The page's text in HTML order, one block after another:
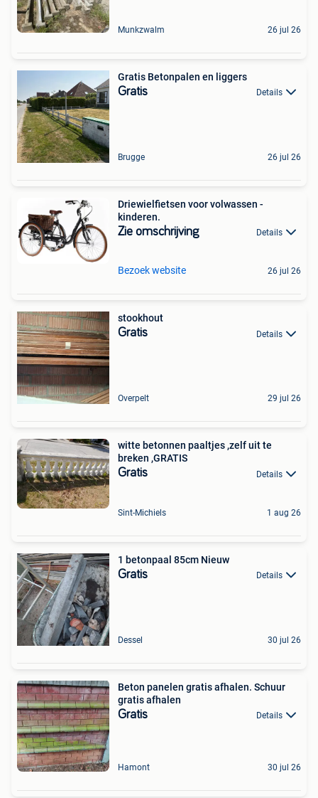
Munkzwalm 26 jul 26
Gratis Betonpalen en liggers
Gratis Details
Brugge 26 jul 26
Driewielfietsen voor volwassen -
kinderen.
Zie omschrijving Details
Bezoek website 26 jul 26
stookhout
Gratis Details
Overpelt 29 jul 26
witte betonnen paaltjes ,zelf uit te
breken ,GRATIS
Gratis Details
Sint-Michiels 1 aug 26
1 betonpaal 85cm Nieuw
Gratis Details
Dessel 30 jul 26
Beton panelen gratis afhalen. Schuur
gratis afhalen
Gratis Details
Hamont 30 jul 26